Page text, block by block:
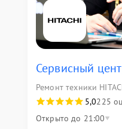
Сервисный
Ремонт техники
5,0225
Открыто до 21:00